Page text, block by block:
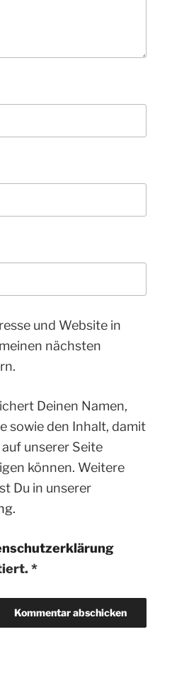
und Website in
nächsten
Deinen Namen,
sowie den Inhalt, damit
unserer Seite
können. Weitere
Du in unserer
*